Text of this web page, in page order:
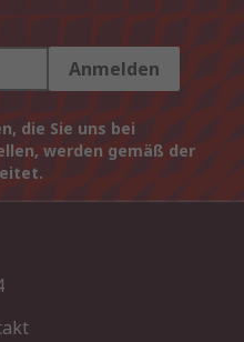
Anmelden
die Sie uns bei
werden gemäß der